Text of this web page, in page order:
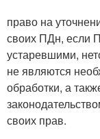
право на
своих ПДн, если
устаревшими,
не являются
обработки, а
своих прав.